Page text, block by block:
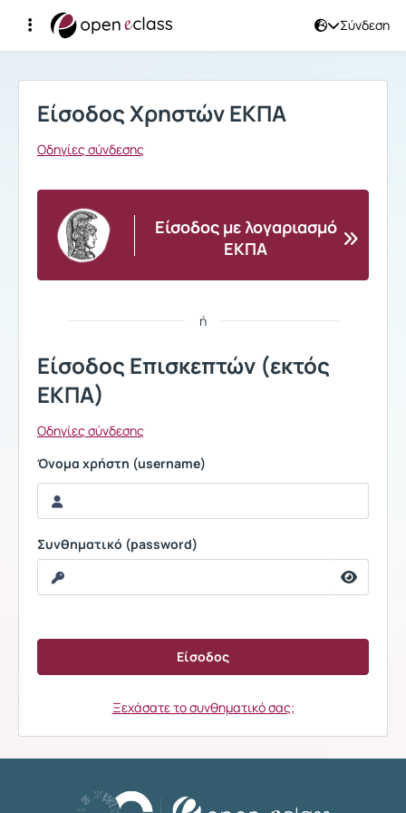
Σύνδεση
Σύνδεση
Είσοδος Χρηστών ΕΚΠΑ
Οδηγίες σύνδεσης
Είσοδος με λογαριασμό
ΕΚΠΑ
ή
Είσοδος Επισκεπτών (εκτός
ΕΚΠΑ)
Οδηγίες σύνδεσης
Όνομα χρήστη (username)
Συνθηματικό (password)
Ξεχάσατε το συνθηματικό σας;